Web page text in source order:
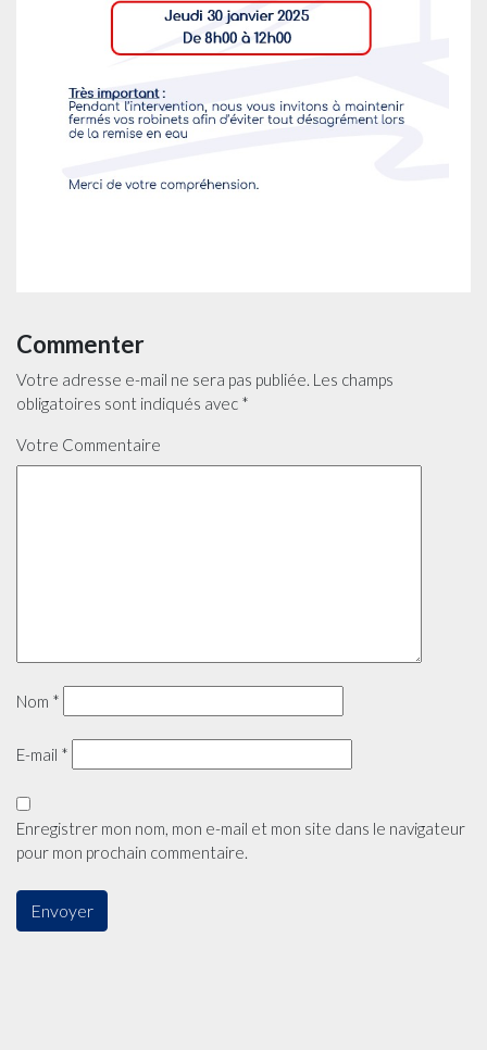
Commenter
Votre adresse e-mail ne sera pas publiée. Les champs
obligatoires sont indiqués avec *
Votre Commentaire
Nom *
E-mail *
Enregistrer mon nom, mon e-mail et mon site dans le navigateur
pour mon prochain commentaire.